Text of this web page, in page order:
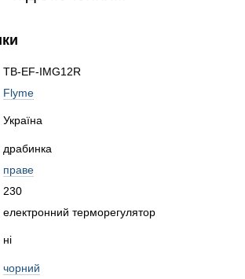
TB-EF-IMG12R
Flyme
Україна
драбинка
праве
230
електронний терморегулятор
ні
чорний